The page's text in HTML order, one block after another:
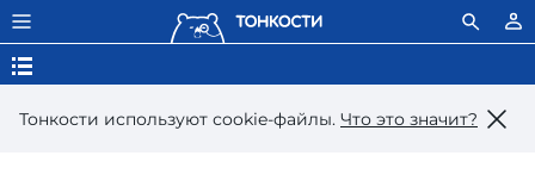
Тонкости используют сookie-файлы. Что это значит?